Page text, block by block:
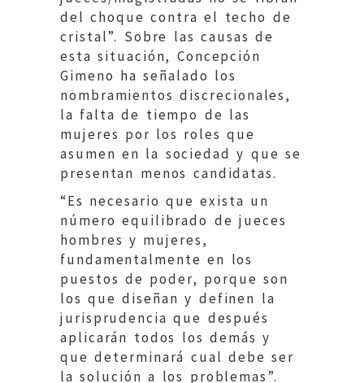
del choque contra el techo de
cristal”. Sobre las causas de
esta situación, Concepción
Gimeno ha señalado los
nombramientos discrecionales,
la falta de tiempo de las
mujeres por los roles que
asumen en la sociedad y que se
presentan menos candidatas.
“Es necesario que exista un
número equilibrado de jueces
hombres y mujeres,
fundamentalmente en los
puestos de poder, porque son
los que diseñan y definen la
jurisprudencia que después
aplicarán todos los demás y
que determinará cual debe ser
la solución a los problemas”.